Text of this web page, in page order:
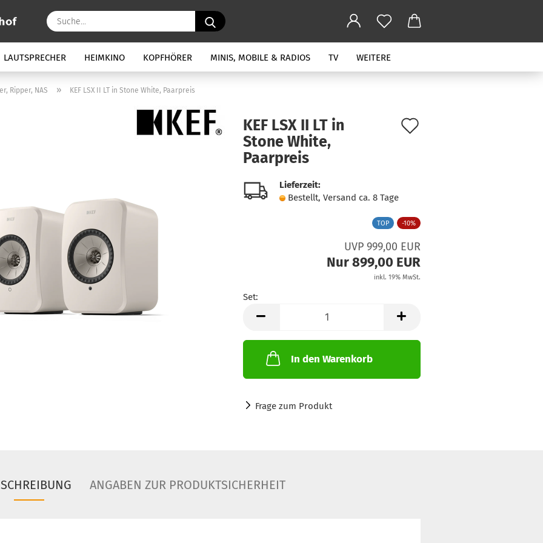
Suche...
LAUTSPRECHER HEIMKINO KOPFHÖRER MINIS, MOBILE & RADIOS TV WEITERE
Ripper, NAS » KEF LSX II LT in Stone White, Paarpreis
KEF LSX II LT in
Stone White,
Paarpreis
Lieferzeit:
Bestellt, Versand ca. 8 Tage
TOP -10%
UVP 999,00 EUR
Nur 899,00 EUR
inkl. 19% MwSt.
Set:
In den Warenkorb
Frage zum Produkt
ANGABEN ZUR PRODUKTSICHERHEIT